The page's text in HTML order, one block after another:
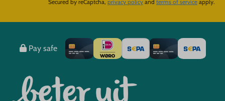
Secured by reCaptcha, privacy policy and terms of service apply.
Pay safe